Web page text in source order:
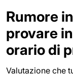
Rumore
provare
orario di
Valutazione che